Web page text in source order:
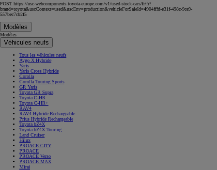
POST https://usc-webcomponents.toyota-europe.com/v1/used-stock-cars/fr/fr?
brand=toyota&uscContext=used&uscEnv=production&vehicleForSaleId=4904fffd-e31f-498c-9ce9-
557bec7cb2f5
Modèles
Modèles
Véhicules neufs
Tous les véhicules neufs
Aygo X Hybride
Yaris
Yaris Cross Hybride
Corolla
Corolla Touring Sports
GR Yaris
Toyota GR Supra
Toyota C-HR
Toyota C-HR+
RAV4
RAV4 Hybride Rechargeable
Prius Hybride Rechargeable
Toyota bZ4X
Toyota bZ4X Touring
Land Cruiser
Hilux
PROACE CITY
PROACE
PROACE Verso
PROACE MAX
Mirai